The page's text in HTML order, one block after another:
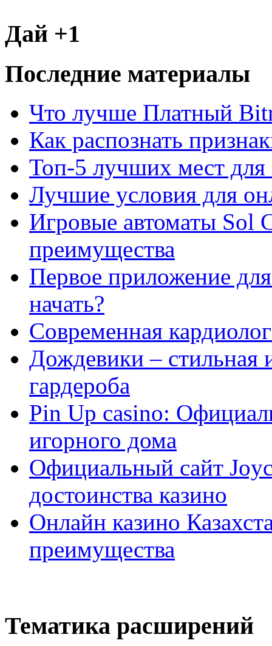
Дай +1
Последние материалы
Что лучше Платный
Как распознать
Топ-5 лучших мест для
Лучшие условия для
Игровые автоматы Sol
преимущества
Первое приложение
начать?
Современная
Дождевики – стильная
гардероба
Pin Up casino:
игорного дома
Официальный сайт
достоинства казино
Онлайн казино
преимущества
Тематика расширений